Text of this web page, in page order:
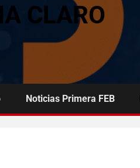
CLARO
Noticias Primera FEB